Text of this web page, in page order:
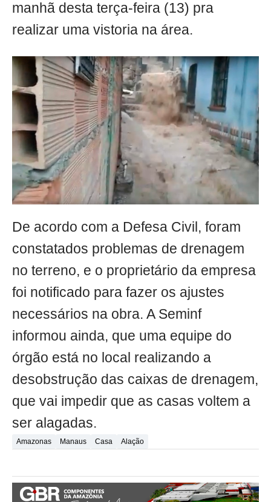
manhã desta terça-feira (13) pra
realizar uma vistoria na área.
De acordo com a Defesa Civil, foram
constatados problemas de drenagem
no terreno, e o proprietário da empresa
foi notificado para fazer os ajustes
necessários na obra. A Seminf
informou ainda, que uma equipe do
órgão está no local realizando a
desobstrução das caixas de drenagem,
que vai impedir que as casas voltem a
ser alagadas.
Amazonas Manaus Casa Alação